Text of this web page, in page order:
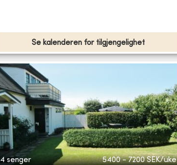
Se kalenderen for tilgjengelighet
4 senger 5400 - 7200 SEK/uke